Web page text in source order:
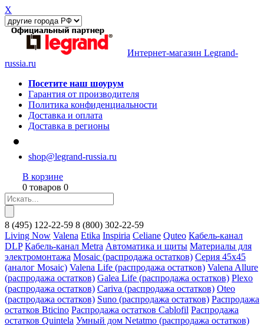
X
Интернет-магазин Legrand-
russia.ru
Посетите наш шоурум
Гарантия от производителя
Политика конфиденциальности
Доставка и оплата
Доставка в регионы
shop@legrand-russia.ru
В корзине
0 товаров 0
8 (495) 122-22-59 8 (800) 302-22-59
Living Now Valena Etika Inspiria Celiane Quteo Кабель-канал
DLP Кабель-канал Metra Автоматика и щиты Материалы для
электромонтажа Mosaic (распродажа остатков) Серия 45х45
(аналог Mosaic) Valena Life (распродажа остатков) Valena Allure
(распродажа остатков) Galea Life (распродажа остатков) Plexo
(распродажа остатков) Cariva (распродажа остатков) Oteo
(распродажа остатков) Suno (распродажа остатков) Распродажа
остатков Bticino Распродажа остатков Cablofil Распродажа
остатков Quintela Умный дом Netatmo (распродажа остатков)